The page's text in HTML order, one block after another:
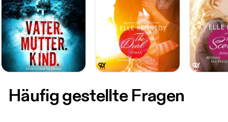
Häufig gestellte Fragen